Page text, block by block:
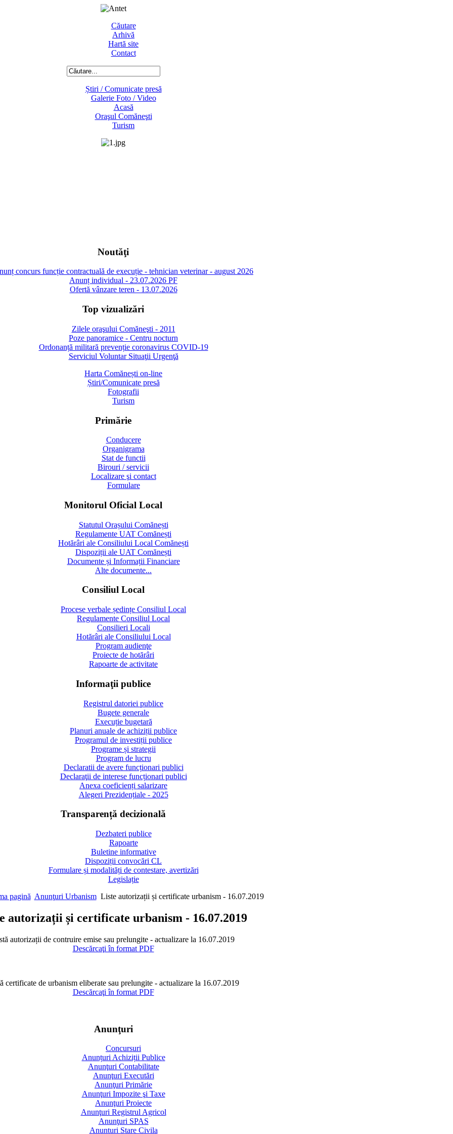
Căutare
Arhivă
Hartă site
Contact
Știri / Comunicate presă
Galerie Foto / Video
Acasă
Oraşul Comăneşti
Turism
Noutăţi
concurs funcție contractuală de execuție - tehnician veterinar - august 2026
Anunț individual - 23.07.2026 PF
Ofertă vânzare teren - 13.07.2026
Top vizualizări
Zilele oraşului Comăneşti - 2011
Poze panoramice - Centru nocturn
Ordonanță militară prevenție coronavirus COVID-19
Serviciul Voluntar Situaţii Urgenţă
Harta Comănești on-line
Știri/Comunicate presă
Fotografii
Turism
Primărie
Conducere
Organigrama
Stat de functii
Birouri / servicii
Localizare şi contact
Formulare
Monitorul Oficial Local
Statutul Orașului Comănești
Regulamente UAT Comănești
Hotărâri ale Consiliului Local Comănești
Dispoziții ale UAT Comănești
Documente și Informații Financiare
Alte documente...
Consiliul Local
Procese verbale ședințe Consiliul Local
Regulamente Consiliul Local
Consilieri Locali
Hotărâri ale Consiliului Local
Program audienţe
Proiecte de hotărâri
Rapoarte de activitate
Informaţii publice
Registrul datoriei publice
Bugete generale
Execuție bugetară
Planuri anuale de achiziții publice
Programul de investiții publice
Programe și strategii
Program de lucru
Declaratii de avere funcționari publici
Declaraţii de interese funcționari publici
Anexa coeficienți salarizare
Alegeri Prezidențiale - 2025
Transparență decizională
Dezbateri publice
Rapoarte
Buletine informative
Dispoziții convocări CL
Formulare și modalități de contestare, avertizări
Legislație
pagină Anunţuri Urbanism Liste autorizații și certificate urbanism - 16.07.2019
autorizații și certificate urbanism - 16.07.2019
autorizații de contruire emise sau prelungite - actualizare la 16.07.2019
Descărcaţi în format PDF
certificate de urbanism eliberate sau prelungite - actualizare la 16.07.2019
Descărcaţi în format PDF
Anunţuri
Concursuri
Anunțuri Achiziții Publice
Anunţuri Contabilitate
Anunţuri Executări
Anunţuri Primărie
Anunţuri Impozite şi Taxe
Anunţuri Proiecte
Anunţuri Registrul Agricol
Anunţuri SPAS
Anunturi Stare Civila